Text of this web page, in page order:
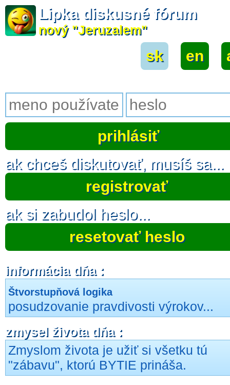
Lipka diskusné fórum
nový "Jeruzalem"
sk en
ak chceš diskutovať, musíš sa...
registrovať
ak si zabudol heslo...
resetovať heslo
informácia dňa :
Štvorstupňová logika
posudzovanie pravdivosti výrokov...
zmysel života dňa :
Zmyslom života je užiť si všetku tú
"zábavu", ktorú BYTIE prináša.